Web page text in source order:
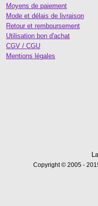
Moyens de paiement
Mode et délais de livraison
Retour et remboursement
Utilisation bon d'achat
CGV / CGU
Mentions légales
Copyright © 2005 -